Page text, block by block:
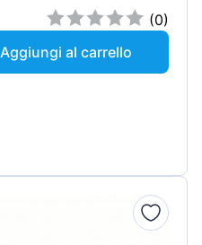
(0)
Aggiungi al carrello